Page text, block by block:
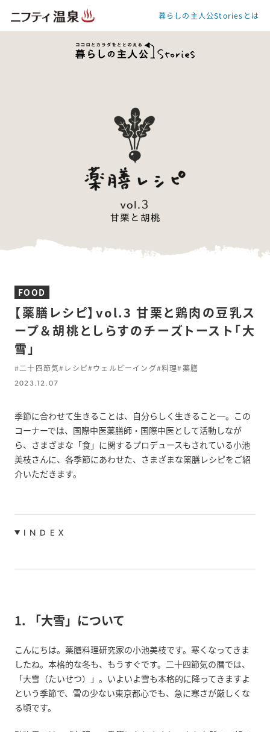
暮らしの主人公Storiesとは
FOOD
【薬膳レシピ】vol.3 甘栗と鶏肉の豆乳ス
ープ＆胡桃としらすのチーズトースト「大
雪」
#二十四節気#レシピ#ウェルビーイング#料理#薬膳
2023.12.07
季節に合わせて生きることは、自分らしく生きること─。この
コーナーでは、国際中医薬膳師・国際中医として活動しなが
ら、さまざまな「食」に関するプロデュースもされている小池
美枝さんに、各季節にあわせた、さまざまな薬膳レシピをご紹
介いただきます。
INDEX
1. 「大雪」について
こんにちは。薬膳料理研究家の小池美枝です。寒くなってきま
したね。本格的な冬も、もうすぐです。二十四節気の暦では、
「大雪（たいせつ）」。いよいよ雪も本格的に降ってきますよ
という季節で、雪の少ない東京都心でも、急に寒さが厳しくな
る頃です。